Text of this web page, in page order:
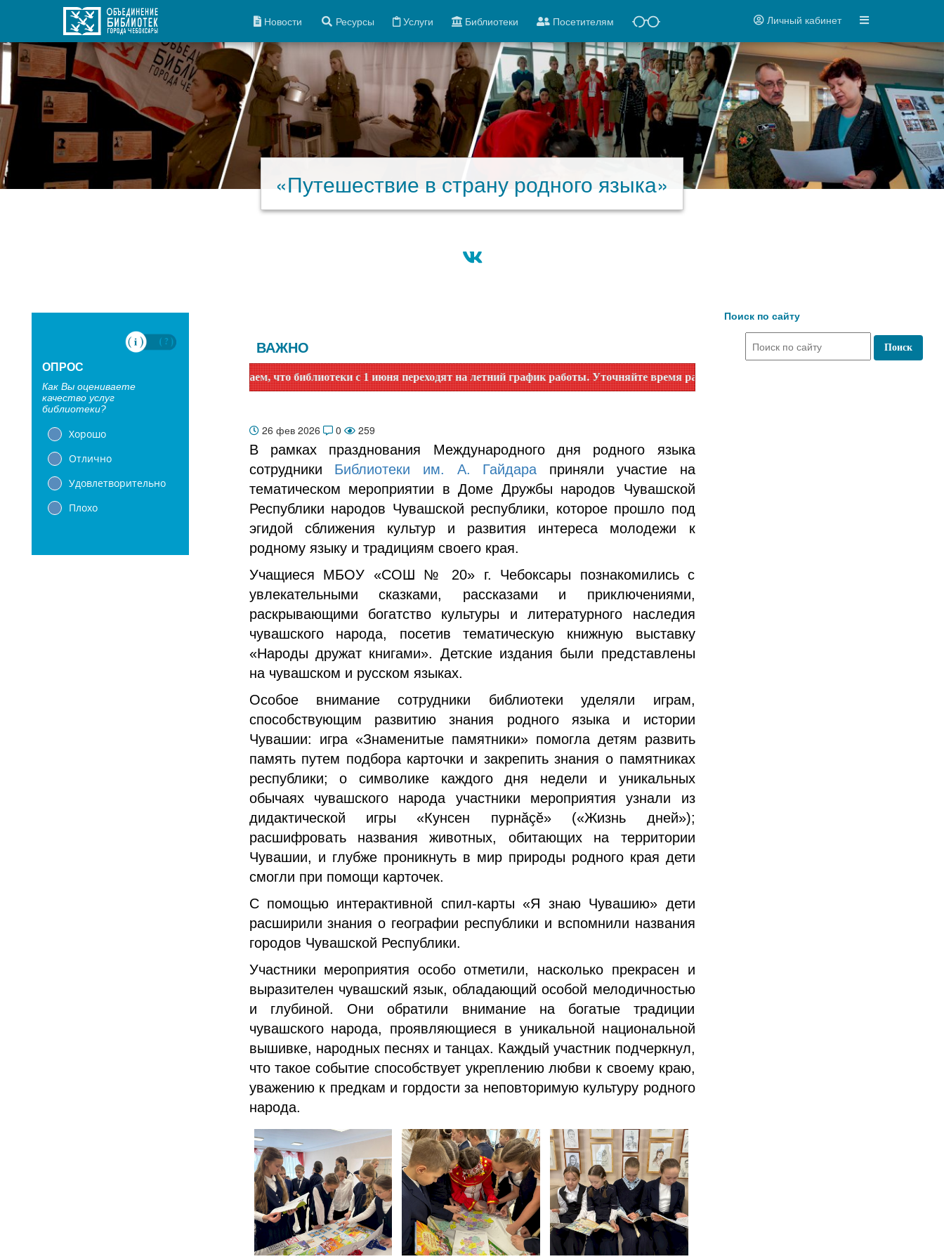
Новости Ресурсы Услуги Библиотеки Посетителям Личный кабинет
«Путешествие в страну родного языка»
ОПРОС
Как Вы оцениваете
качество услуг
библиотеки?
Хорошо
Отлично
Удовлетворительно
Плохо
ВАЖНО
Уважаемые читатели! Сообщаем, что библиотеки с 1 июня переходят на летний график работы. Уточняйте время работы по номеру телефона или на сайте в разделе
26 фев 2026 0 259
В рамках празднования Международного дня родного языка
сотрудники Библиотеки им. А. Гайдара приняли участие на
тематическом мероприятии в Доме Дружбы народов Чувашской
Республики народов Чувашской республики, которое прошло под
эгидой сближения культур и развития интереса молодежи к
родному языку и традициям своего края.
Учащиеся МБОУ «СОШ № 20» г. Чебоксары познакомились с
увлекательными сказками, рассказами и приключениями,
раскрывающими богатство культуры и литературного наследия
чувашского народа, посетив тематическую книжную выставку
«Народы дружат книгами». Детские издания были представлены
на чувашском и русском языках.
Особое внимание сотрудники библиотеки уделяли играм,
способствующим развитию знания родного языка и истории
Чувашии: игра «Знаменитые памятники» помогла детям развить
память путем подбора карточки и закрепить знания о памятниках
республики; о символике каждого дня недели и уникальных
обычаях чувашского народа участники мероприятия узнали из
дидактической игры «Кунсен пурнӑçĕ» («Жизнь дней»);
расшифровать названия животных, обитающих на территории
Чувашии, и глубже проникнуть в мир природы родного края дети
смогли при помощи карточек.
С помощью интерактивной спил-карты «Я знаю Чувашию» дети
расширили знания о географии республики и вспомнили названия
городов Чувашской Республики.
Участники мероприятия особо отметили, насколько прекрасен и
выразителен чувашский язык, обладающий особой мелодичностью
и глубиной. Они обратили внимание на богатые традиции
чувашского народа, проявляющиеся в уникальной национальной
вышивке, народных песнях и танцах. Каждый участник подчеркнул,
что такое событие способствует укреплению любви к своему краю,
уважению к предкам и гордости за неповторимую культуру родного
народа.
Поиск по сайту